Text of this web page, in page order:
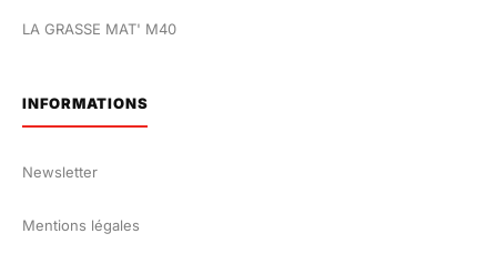
LA GRASSE MAT' M40
INFORMATIONS
Newsletter
Mentions légales